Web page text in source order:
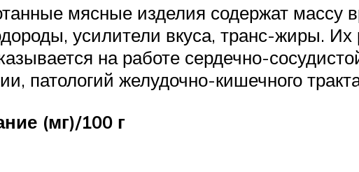
мясные изделия содержат массу
усилители вкуса, транс-жиры.
на работе сердечно-
патологий желудочно-кишечного
(мг)/100 г